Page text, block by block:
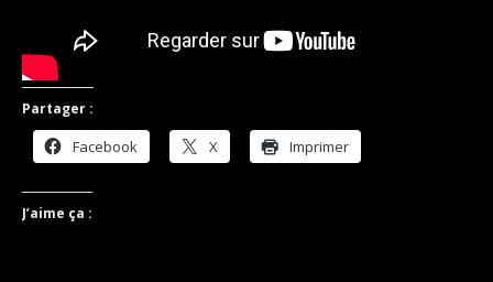
Partager :
Facebook X Imprimer
J’aime ça :